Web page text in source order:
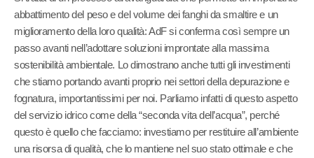
abbattimento del peso e del volume dei fanghi da smaltire e un
miglioramento della loro qualità: AdF si conferma così sempre un
passo avanti nell’adottare soluzioni improntate alla massima
sostenibilità ambientale. Lo dimostrano anche tutti gli investimenti
che stiamo portando avanti proprio nei settori della depurazione e
fognatura, importantissimi per noi. Parliamo infatti di questo aspetto
del servizio idrico come della “seconda vita dell’acqua”, perché
questo è quello che facciamo: investiamo per restituire all’ambiente
una risorsa di qualità, che lo mantiene nel suo stato ottimale e che